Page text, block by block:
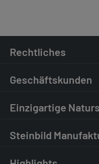
Rechtliches
Geschäftskunden
Einzigartige
Steinbild